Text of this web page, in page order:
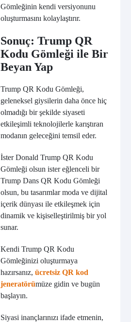
Gömleğinin kendi versiyonunu
oluşturmasını kolaylaştırır.
Sonuç: Trump QR
Kodu Gömleği ile Bir
Beyan Yap
Trump QR Kodu Gömleği,
geleneksel giysilerin daha önce hiç
olmadığı bir şekilde siyaseti
etkileşimli teknolojilerle karıştıran
modanın geleceğini temsil eder.
İster Donald Trump QR Kodu
Gömleği olsun ister eğlenceli bir
Trump Dans QR Kodu Gömleği
olsun, bu tasarımlar moda ve dijital
içerik dünyası ile etkileşmek için
dinamik ve kişiselleştirilmiş bir yol
sunar.
Kendi Trump QR Kodu
Gömleğinizi oluşturmaya
hazırsanız, ücretsiz QR kod
jeneratörümüze gidin ve bugün
başlayın.
Siyasi inançlarınızı ifade etmenin,